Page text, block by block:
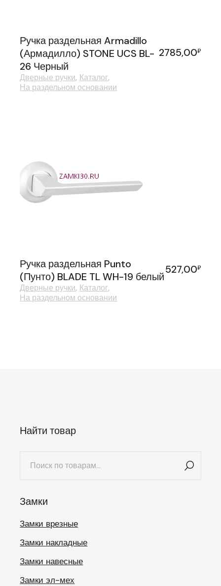
Ручка раздельная Armadillo
(Армадилло) STONE UCS BL-
26 Черный
2785,00₽
Дверные ручки Каталог
На раздельном основании
Ручка раздельная Punto
(Пунто) BLADE TL WH-19 белый
527,00₽
Дверные ручки Каталог
На раздельном основании
Найти товар
Замки
Замки врезные
Замки накладные
Замки навесные
Замки эл-мех